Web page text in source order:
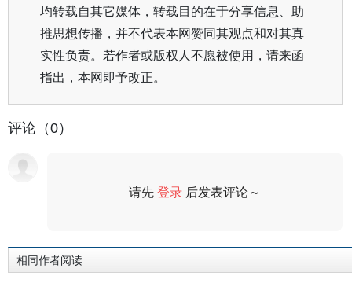
均转载自其它媒体，转载目的在于分享信息、助
推思想传播，并不代表本网赞同其观点和对其真
实性负责。若作者或版权人不愿被使用，请来函
指出，本网即予改正。
评论（0）
请先登录 后发表评论～
相同作者阅读